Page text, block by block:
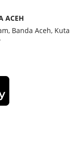
ACEH
Banda Aceh, Kuta